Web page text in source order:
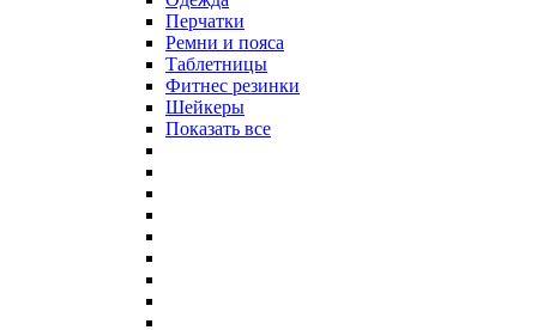
Перчатки
Ремни и пояса
Таблетницы
Фитнес резинки
Шейкеры
Показать все